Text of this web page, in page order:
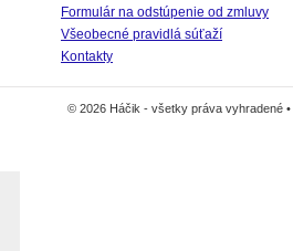
Formulár na odstúpenie od zmluvy
Všeobecné pravidlá súťaží
Kontakty
© 2026 Háčik - všetky práva vyhradené •